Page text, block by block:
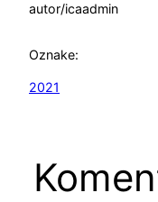
autor/icaadmin
Oznake:
2021